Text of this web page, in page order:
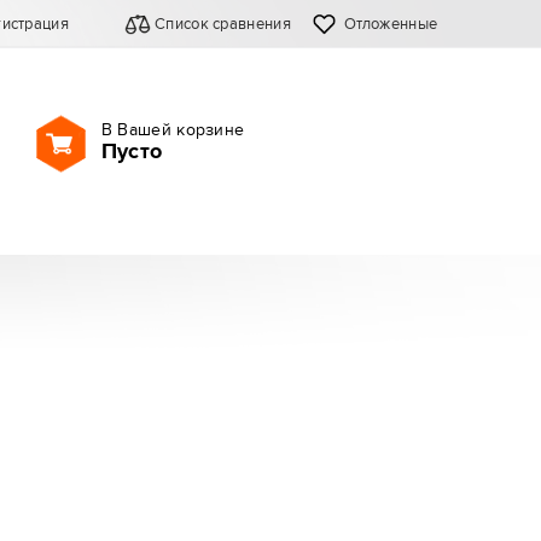
Список сравнения Отложенные
В Вашей корзине
Пусто